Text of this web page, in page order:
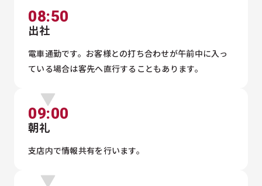
08:50
出社
電車通勤です。お客様との打ち合わせが午前中に入っ
ている場合は客先へ直行することもあります。
09:00
朝礼
支店内で情報共有を行います。